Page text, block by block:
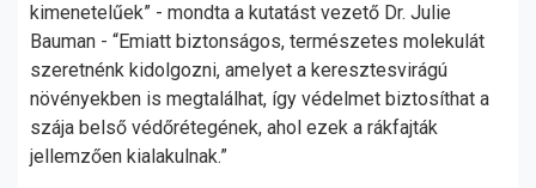
kimenetelűek” - mondta a kutatást vezető Dr. Julie
Bauman - “Emiatt biztonságos, természetes molekulát
szeretnénk kidolgozni, amelyet a keresztesvirágú
növényekben is megtalálhat, így védelmet biztosíthat a
szája belső védőrétegének, ahol ezek a rákfajták
jellemzően kialakulnak.”